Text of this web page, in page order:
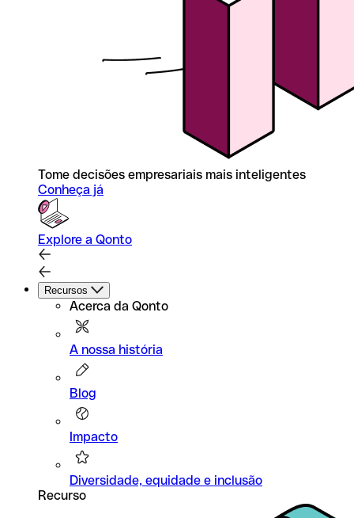
Tome decisões empresariais mais inteligentes
Conheça já
Explore a Qonto
Recursos
Acerca da Qonto
A nossa história
Blog
Impacto
Diversidade, equidade e inclusão
Recurso